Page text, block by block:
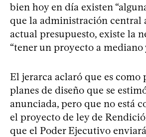
bien hoy en día existen
que la administración central
actual presupuesto, existe la
“tener un proyecto a mediano
El jerarca aclaró que es como
planes de diseño que se
anunciada, pero que no está
el proyecto de ley de
que el Poder Ejecutivo